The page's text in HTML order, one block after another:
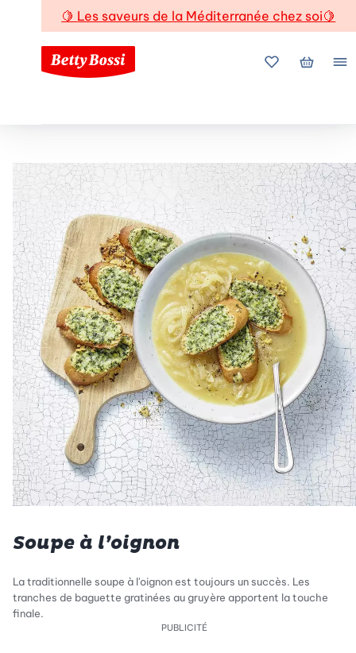
🍋 Les saveurs de la Méditerranée chez soi🍋
Mes favoris
Mon
Soupe à l’oignon
La traditionnelle soupe à l'oignon est toujours un succès. Les
tranches de baguette gratinées au gruyère apportent la touche
finale.
PUBLICITÉ